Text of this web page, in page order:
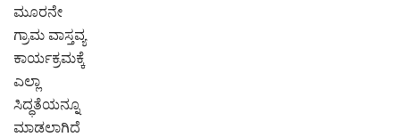
ಮೂರನೇ
ಗ್ರಾಮ ವಾಸ್ತವ್ಯ
ಕಾರ್ಯಕ್ರಮಕ್ಕೆ
ಎಲ್ಲಾ
ಸಿದ್ಧತೆಯನ್ನೂ
ಮಾಡಲಾಗಿದೆ